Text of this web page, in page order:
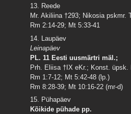
13. Reede
Mr. Akiliina †293; Nikosia pskmr.
Rm 2:14-29; Mt 5:33-41
14. Laupäev
Leinapäev
PL. 11 Eesti uusmärtri mäl.;
Prh. Eliisa †IX eKr.; Konst. üpsk.
Rm 1:7-12; Mt 5:42-48 (lp.)
Rm 8:28-39; Mt 10:16-22 (mr-d)
15. Pühapäev
Kõikide pühade pp.